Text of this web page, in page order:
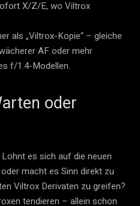
X/Z/E, wo Viltrox
als „Viltrox-Kopie“ – gleiche
AF oder mehr
f/1.4-Modellen.
oder
es sich auf die neuen
macht es Sinn direkt zu
Viltrox Derivaten zu greifen?
tendieren – allein schon